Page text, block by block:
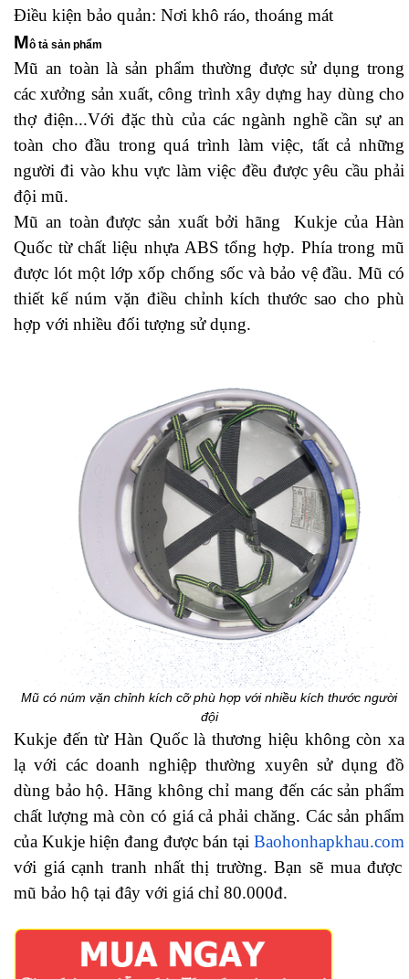
Điều kiện bảo quản: Nơi khô ráo, thoáng mát
Mô tả sản phẩm
Mũ an toàn là sản phẩm thường được sử dụng trong
các xưởng sản xuất, công trình xây dựng hay dùng cho
thợ điện...Với đặc thù của các ngành nghề cần sự an
toàn cho đầu trong quá trình làm việc, tất cả những
người đi vào khu vực làm việc đều được yêu cầu phải
đội mũ.
Mũ an toàn được sản xuất bởi hãng Kukje của Hàn
Quốc từ chất liệu nhựa ABS tổng hợp. Phía trong mũ
được lót một lớp xốp chống sốc và bảo vệ đầu. Mũ có
thiết kế núm vặn điều chỉnh kích thước sao cho phù
hợp với nhiều đối tượng sử dụng.
Mũ có núm vặn chỉnh kích cỡ phù hợp với nhiều kích thước người
đội
Kukje đến từ Hàn Quốc là thương hiệu không còn xa
lạ với các doanh nghiệp thường xuyên sử dụng đồ
dùng bảo hộ. Hãng không chỉ mang đến các sản phẩm
chất lượng mà còn có giá cả phải chăng. Các sản phẩm
của Kukje hiện đang được bán tại Baohonhapkhau.com
với giá cạnh tranh nhất thị trường. Bạn sẽ mua được
mũ bảo hộ tại đây với giá chỉ 80.000đ.